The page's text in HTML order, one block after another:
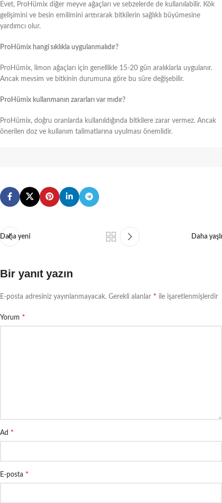
Evet, ProHümix diğer meyve ağaçları ve sebzelerde de kullanılabilir. Kök
gelişimini ve besin emilimini arttırarak bitkilerin sağlıklı büyümesine
yardımcı olur.
ProHümix hangi sıklıkla uygulanmalıdır?
ProHümix, limon ağaçları için genellikle 15-20 gün aralıklarla uygulanır.
Ancak mevsim ve bitkinin durumuna göre bu süre değişebilir.
ProHümix kullanmanın zararları var mıdır?
ProHümix, doğru oranlarda kullanıldığında bitkilere zarar vermez. Ancak
önerilen doz ve kullanım talimatlarına uyulması önemlidir.
Daha yeni Daha yaşlı
Bir yanıt yazın
E-posta adresiniz yayınlanmayacak. Gerekli alanlar * ile işaretlenmişlerdir
Yorum *
Ad *
E-posta *